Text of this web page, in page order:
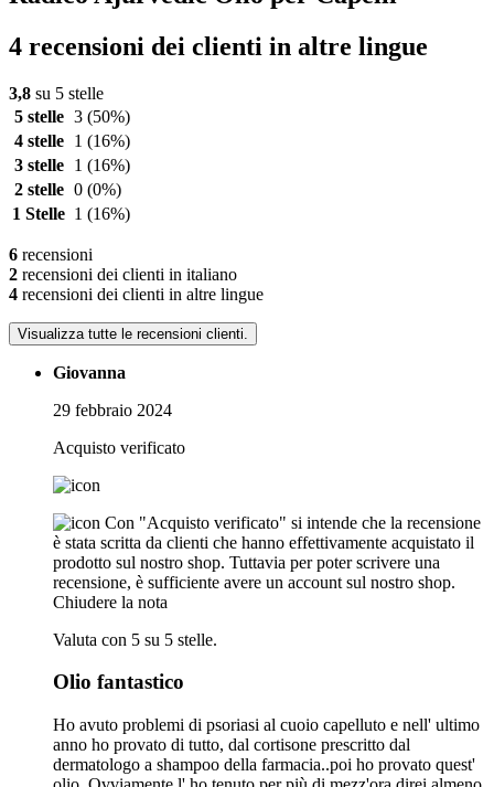
4 recensioni dei clienti in altre lingue
3,8 su 5 stelle
5 stelle 3 (50%)
4 stelle
1 (16%)
3 stelle
1 (16%)
2 stelle 0 (0%)
1 Stelle 1 (16%)
6 recensioni
2 recensioni dei clienti in italiano
4 recensioni dei clienti in altre lingue
Visualizza tutte le recensioni clienti.
Giovanna
29 febbraio 2024
Acquisto verificato
Con "Acquisto verificato" si intende che la recensione
è stata scritta da clienti che hanno effettivamente acquistato il
prodotto sul nostro shop. Tuttavia per poter scrivere una
recensione, è sufficiente avere un account sul nostro shop.
Chiudere la nota
Valuta con 5 su 5 stelle.
Olio fantastico
Ho avuto problemi di psoriasi al cuoio capelluto e nell' ultimo
anno ho provato di tutto, dal cortisone prescritto dal
dermatologo a shampoo della farmacia..poi ho provato quest'